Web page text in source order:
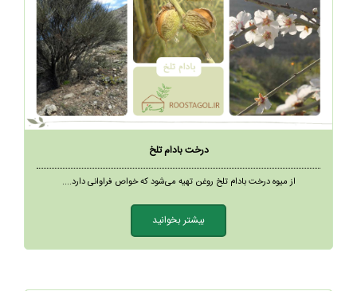
درخت بادام تلخ
از میوه درخت بادام تلخ روغن تهیه می‌شود که خواص فراوانی دارد....
بیشتر بخوانید